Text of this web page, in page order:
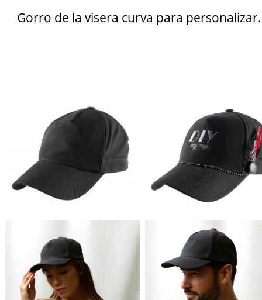
Gorro de la visera curva para personalizar.